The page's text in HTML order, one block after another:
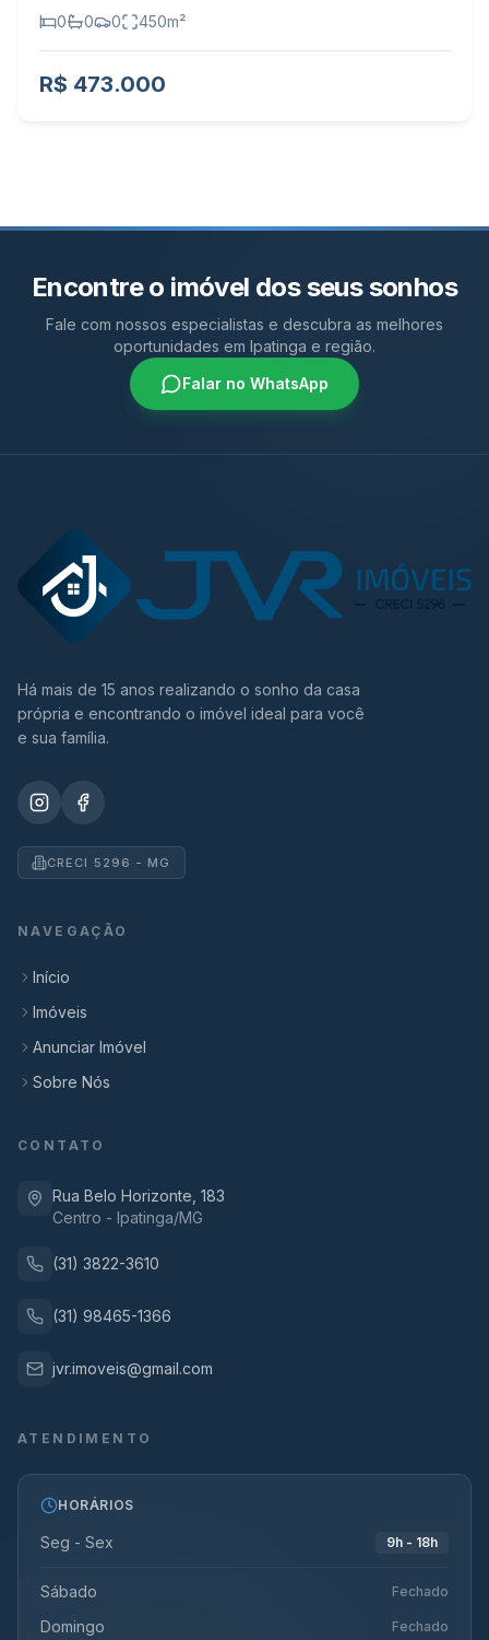
0 0 0 450m²
R$ 473.000
Encontre o imóvel dos seus sonhos
Fale com nossos especialistas e descubra as melhores
oportunidades em Ipatinga e região.
Falar no WhatsApp
Há mais de 15 anos realizando o sonho da casa
própria e encontrando o imóvel ideal para você
e sua família.
CRECI 5296 - MG
NAVEGAÇÃO
Início
Imóveis
Anunciar Imóvel
Sobre Nós
CONTATO
Rua Belo Horizonte, 183
Centro - Ipatinga/MG
(31) 3822-3610
(31) 98465-1366
jvr.imoveis@gmail.com
ATENDIMENTO
HORÁRIOS
Seg - Sex 9h - 18h
Sábado Fechado
Domingo Fechado